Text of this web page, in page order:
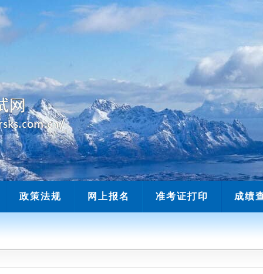
政策法规 网上报名 准考证打印 成绩
当前时间：